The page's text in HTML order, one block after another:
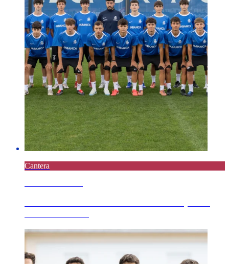
Cantera